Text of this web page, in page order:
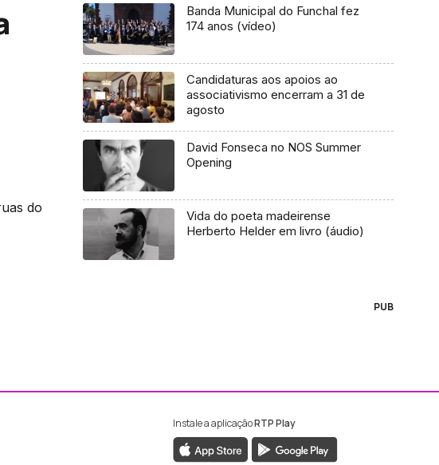
do
Banda Municipal do Funchal fez
174 anos (vídeo)
Candidaturas aos apoios ao
associativismo encerram a 31 de
agosto
David Fonseca no NOS Summer
Opening
Vida do poeta madeirense
Herberto Helder em livro (áudio)
PUB
ao Facebook da RTP Madeira
ao Instagram da RTP Madeira
Instale a aplicaçãoRTP Play